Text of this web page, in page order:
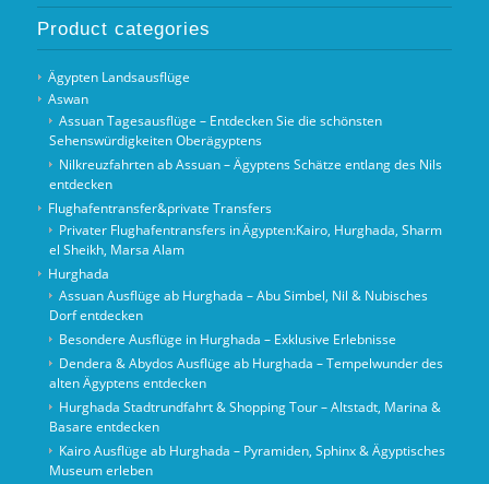
Product categories
Ägypten Landsausflüge
Aswan
Assuan Tagesausflüge – Entdecken Sie die schönsten
Sehenswürdigkeiten Oberägyptens
Nilkreuzfahrten ab Assuan – Ägyptens Schätze entlang des Nils
entdecken
Flughafentransfer&private Transfers
Privater Flughafentransfers in Ägypten:Kairo, Hurghada, Sharm
el Sheikh, Marsa Alam
Hurghada
Assuan Ausflüge ab Hurghada – Abu Simbel, Nil & Nubisches
Dorf entdecken
Besondere Ausflüge in Hurghada – Exklusive Erlebnisse
Dendera & Abydos Ausflüge ab Hurghada – Tempelwunder des
alten Ägyptens entdecken
Hurghada Stadtrundfahrt & Shopping Tour – Altstadt, Marina &
Basare entdecken
Kairo Ausflüge ab Hurghada – Pyramiden, Sphinx & Ägyptisches
Museum erleben